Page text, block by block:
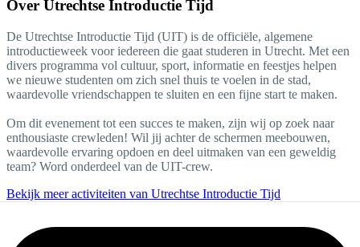
Over Utrechtse Introductie Tijd
De Utrechtse Introductie Tijd (UIT) is de officiële, algemene
introductieweek voor iedereen die gaat studeren in Utrecht. Met een
divers programma vol cultuur, sport, informatie en feestjes helpen
we nieuwe studenten om zich snel thuis te voelen in de stad,
waardevolle vriendschappen te sluiten en een fijne start te maken.
Om dit evenement tot een succes te maken, zijn wij op zoek naar
enthousiaste crewleden! Wil jij achter de schermen meebouwen,
waardevolle ervaring opdoen en deel uitmaken van een geweldig
team? Word onderdeel van de UIT-crew.
Bekijk meer activiteiten van Utrechtse Introductie Tijd